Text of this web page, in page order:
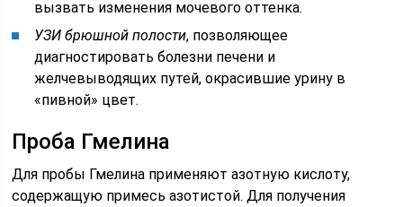
вызвать изменения мочевого оттенка.
УЗИ брюшной полости, позволяющее
диагностировать болезни печени и
желчевыводящих путей, окрасившие урину в
«пивной» цвет.
Проба Гмелина
Для пробы Гмелина применяют азотную кислоту,
содержащую примесь азотистой. Для получения